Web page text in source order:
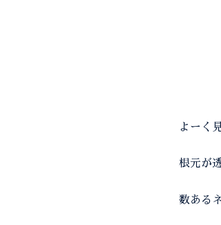
よーく
根元が
数ある